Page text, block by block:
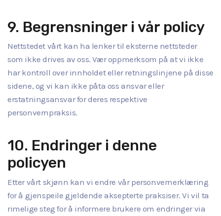
9. Begrensninger i vår policy
Nettstedet vårt kan ha lenker til eksterne nettsteder
som ikke drives av oss. Vær oppmerksom på at vi ikke
har kontroll over innholdet eller retningslinjene på disse
sidene, og vi kan ikke påta oss ansvar eller
erstatningsansvar for deres respektive
personvernpraksis.
10. Endringer i denne
policyen
Etter vårt skjønn kan vi endre vår personvernerklæring
for å gjenspeile gjeldende aksepterte praksiser. Vi vil ta
rimelige steg for å informere brukere om endringer via